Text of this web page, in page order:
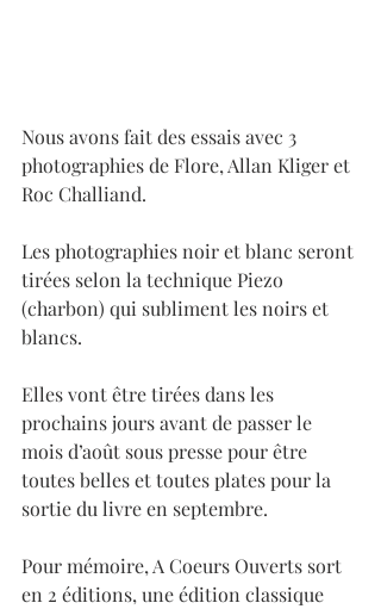
Nous avons fait des essais avec 3
photographies de Flore, Allan Kliger et
Roc Challiand.
Les photographies noir et blanc seront
tirées selon la technique Piezo
(charbon) qui subliment les noirs et
blancs.
Elles vont être tirées dans les
prochains jours avant de passer le
mois d’août sous presse pour être
toutes belles et toutes plates pour la
sortie du livre en septembre.
Pour mémoire, A Coeurs Ouverts sort
en 2 éditions, une édition classique